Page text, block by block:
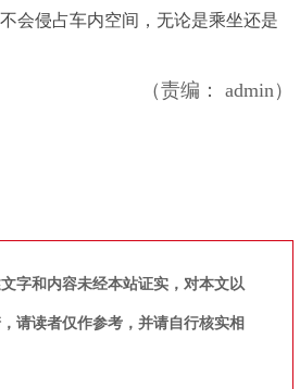
会侵占车内空间，无论是乘坐还是
（责编： admin）
字和内容未经本站证实，对本文以
请读者仅作参考，并请自行核实相